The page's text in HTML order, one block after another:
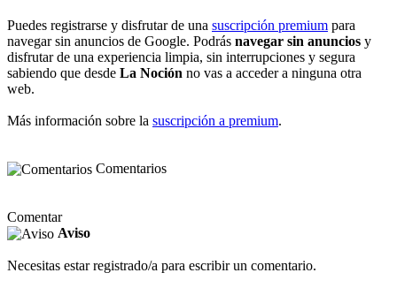
Puedes registrarse y disfrutar de una suscripción premium para
navegar sin anuncios de Google. Podrás navegar sin anuncios y
disfrutar de una experiencia limpia, sin interrupciones y segura
sabiendo que desde La Noción no vas a acceder a ninguna otra
web.
Más información sobre la suscripción a premium.
Comentarios
Comentar
Aviso
Necesitas estar registrado/a para escribir un comentario.